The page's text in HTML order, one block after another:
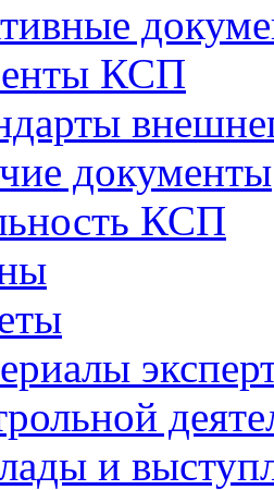
КСП
документы
КСП
и